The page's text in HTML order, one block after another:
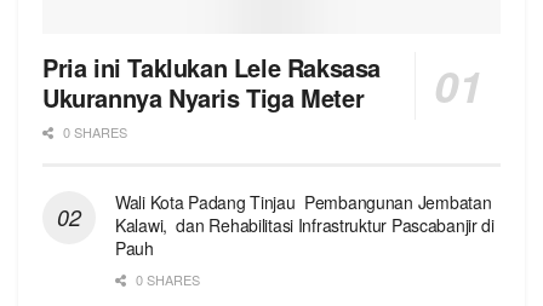
Pria ini Taklukan Lele Raksasa
Ukurannya Nyaris Tiga Meter
0 SHARES
Wali Kota Padang Tinjau Pembangunan Jembatan
Kalawi, dan Rehabilitasi Infrastruktur Pascabanjir di
Pauh
0 SHARES